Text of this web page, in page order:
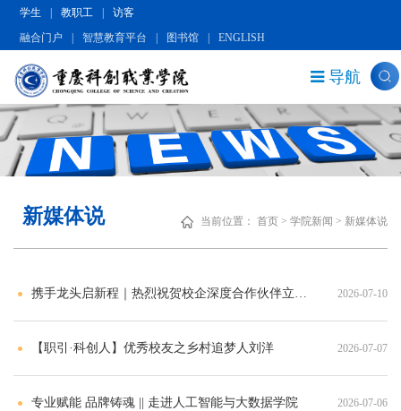
学生 教职工
访客
融合门户
智慧教育平台 图书馆 ENGLISH
导航
新媒体说 当前位置： 首页 > 学院新闻 > 新媒体说
携手龙头启新程｜热烈祝贺校企深度合作伙伴立讯精密今日港股上市 2026-07-10
【职引·科创人】优秀校友之乡村追梦人刘洋 2026-07-07
专业赋能 品牌铸魂 || 走进人工智能与大数据学院 2026-07-06